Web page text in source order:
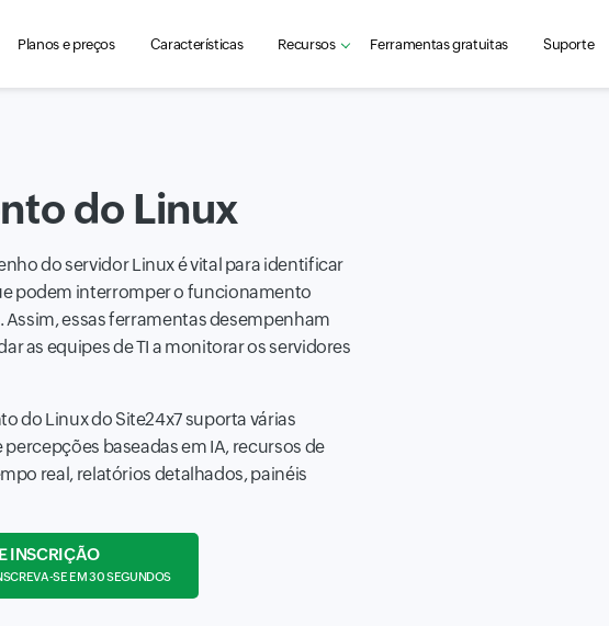
Planos e preços Características Recursos Ferramentas gratuitas Suporte
do Linux
do servidor Linux é vital para identificar
podem interromper o funcionamento
essas ferramentas desempenham
as equipes de TI a monitorar os servidores
do Linux do Site24x7 suporta várias
baseadas em IA, recursos de
real, relatórios detalhados, painéis
INSCRIÇÃO
SE EM 30 SEGUNDOS